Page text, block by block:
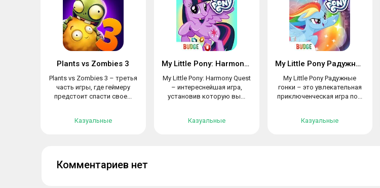
Plants vs Zombies 3
Plants vs Zombies 3 – третья
часть игры, где геймеру
предстоит спасти свое...
Казуальные
My Little Pony: Harmony Quest
My Little Pony: Harmony Quest
– интереснейшая игра,
установив которую вы...
Казуальные
My Little Pony Радужные гонки
My Little Pony Радужные
гонки – это увлекательная
приключенческая игра по...
Казуальные
Комментариев нет